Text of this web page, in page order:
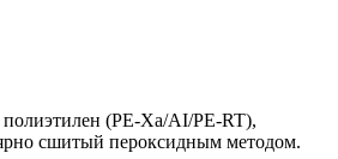
(PE-Xa/AI/PE-RT),
сшитый пероксидным методом.